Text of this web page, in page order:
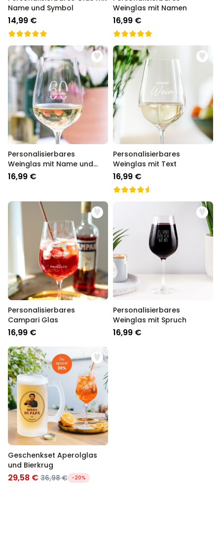
Name und Symbol
14,99 €
Weinglas mit Namen
16,99 €
Personalisierbares
Weinglas mit Name und
Jahreszahl
16,99 €
Personalisierbares
Weinglas mit Text
16,99 €
Personalisierbares
Campari Glas
16,99 €
Personalisierbares
Weinglas mit Spruch
16,99 €
Geschenkset Aperolglas
und Bierkrug
29,58 € 36,98 € -20%